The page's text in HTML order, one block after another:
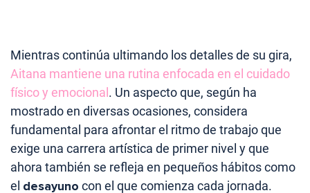
Mientras continúa ultimando los detalles de su gira,
Aitana mantiene una rutina enfocada en el cuidado
físico y emocional . Un aspecto que, según ha
mostrado en diversas ocasiones, considera
fundamental para afrontar el ritmo de trabajo que
exige una carrera artística de primer nivel y que
ahora también se refleja en pequeños hábitos como
el desayuno con el que comienza cada jornada.